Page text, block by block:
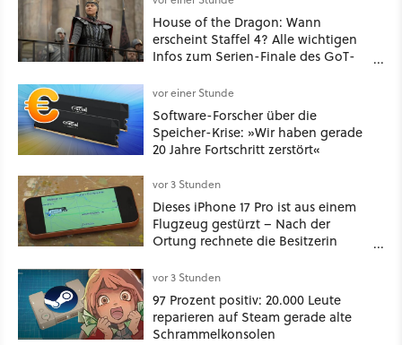
House of the Dragon: Wann
erscheint Staffel 4? Alle wichtigen
Infos zum Serien-Finale des GoT-
vor einer Stunde
Software-Forscher über die
Speicher-Krise: »Wir haben gerade
20 Jahre Fortschritt zerstört«
vor 3 Stunden
Dieses iPhone 17 Pro ist aus einem
Flugzeug gestürzt – Nach der
Ortung rechnete die Besitzerin
vorzufinden
vor 3 Stunden
97 Prozent positiv: 20.000 Leute
reparieren auf Steam gerade alte
Schrammelkonsolen